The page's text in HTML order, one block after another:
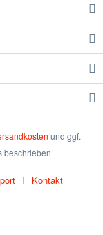
und ggf.
beschrieben
Kontakt